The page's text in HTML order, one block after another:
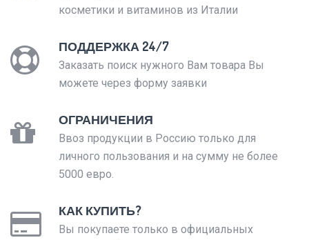
косметики и витаминов из Италии
ПОДДЕРЖКА 24/7
Заказать поиск нужного Вам товара Вы
можете через форму заявки
ОГРАНИЧЕНИЯ
Ввоз продукции в Россию только для
личного пользования и на сумму не более
5000 евро.
КАК КУПИТЬ?
Вы покупаете только в официальных